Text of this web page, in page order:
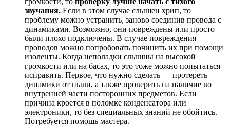
звучания. Если в этом случае слышен хрип, то
проблему можно устранить, заново соединив провода с
динамиками. Возможно, они повреждены или просто
были плохо подключены. В случае повреждения
проводов можно попробовать починить их при помощи
изоленты. Когда неполадки слышны на высокой
громкости или на басах, то это тоже можно попытаться
исправить. Первое, что нужно сделать — протереть
динамики от пыли, а также проверить на наличие во
внутренней части посторонних предметов. Если
причина кроется в поломке конденсатора или
электроники, то без специальных знаний не обойтись.
Потребуется помощь мастера.